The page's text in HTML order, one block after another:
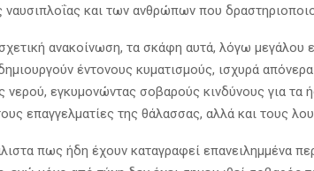
ναυσιπλοΐας και των ανθρώπων που
ανακοίνωση, τα σκάφη αυτά, λόγω μεγάλου
έντονους κυματισμούς, ισχυρά απόνερα
νερού, εγκυμονώντας σοβαρούς κινδύνους για τα
επαγγελματίες της θάλασσας, αλλά και τους
πως ήδη έχουν καταγραφεί επανειλημμένα